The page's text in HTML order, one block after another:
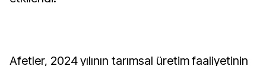
Afetler, 2024 yılının tarımsal üretim faaliyetinin